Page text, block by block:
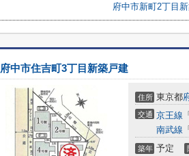
府中市新町2丁目
府中市住吉町3丁目新築戸建
住所 東京都
交通 京王線 「
南武線 「
築年 予定